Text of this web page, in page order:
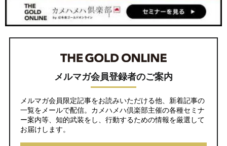
メルマガ会員登録者のご案内
メルマガ会員限定記事をお読みいただける他、新着記事の
一覧をメールで配信。カメハメハ倶楽部主催の各種セミナ
ー案内等、知的武装をし、行動するための情報を厳選して
お届けします。